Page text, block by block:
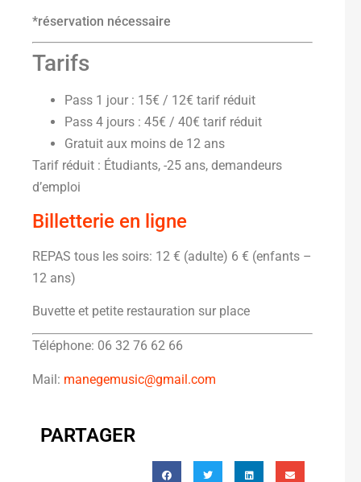
*réservation nécessaire
Tarifs
Pass 1 jour : 15€ / 12€ tarif réduit
Pass 4 jours : 45€ / 40€ tarif réduit
Gratuit aux moins de 12 ans
Tarif réduit : Étudiants, -25 ans, demandeurs
d’emploi
Billetterie en ligne
REPAS tous les soirs: 12 € (adulte) 6 € (enfants –
12 ans)
Buvette et petite restauration sur place
Téléphone: 06 32 76 62 66
Mail: manegemusic@gmail.com
PARTAGER